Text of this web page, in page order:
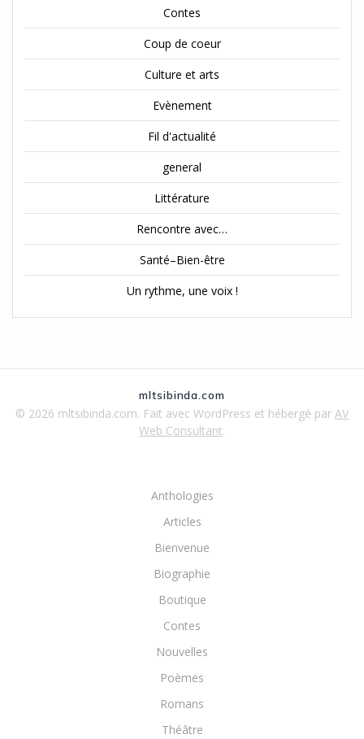
Contes
Coup de coeur
Culture et arts
Evènement
Fil d'actualité
general
Littérature
Rencontre avec…
Santé–Bien-être
Un rythme, une voix !
mltsibinda.com
© 2026 mltsibinda.com. Fait avec WordPress et hébergé par AV
Web Consultant.
Anthologies
Articles
Bienvenue
Biographie
Boutique
Contes
Nouvelles
Poèmes
Romans
Théâtre